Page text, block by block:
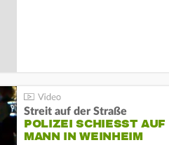
Streit auf der Straße
POLIZEI SCHIESST AUF M
ANN IN WEINHEIM